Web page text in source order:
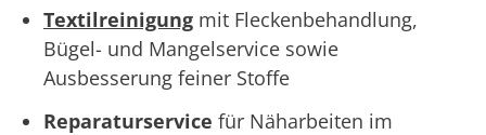
Textilreinigung mit Fleckenbehandlung,
Bügel- und Mangelservice sowie
Ausbesserung feiner Stoffe
Reparaturservice für Näharbeiten im